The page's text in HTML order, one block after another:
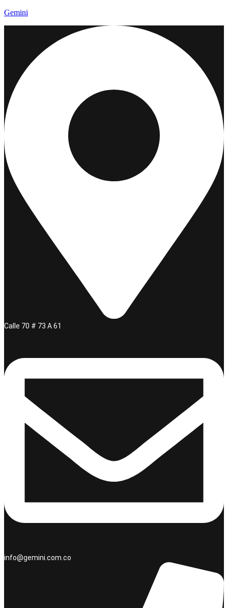
Gemini
Calle 70 # 73 A 61
info@gemini.com.co